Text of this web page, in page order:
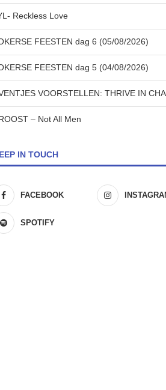
Reckless Love
FEESTEN dag 6 (05/08/2026)
FEESTEN dag 5 (04/08/2026)
VOORSTELLEN: THRIVE IN
– Not All Men
IN TOUCH
FACEBOOK
SPOTIFY